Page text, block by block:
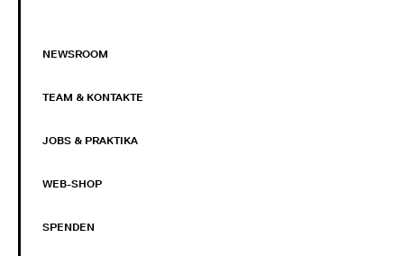
NEWSROOM
TEAM & KONTAKTE
JOBS & PRAKTIKA
WEB-SHOP
SPENDEN